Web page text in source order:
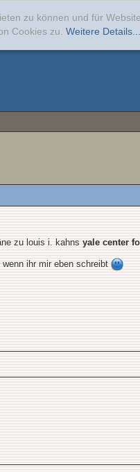
zu können und für
Cookies zu. Weitere Details...
zu louis i. kahns yale center
ihr mir eben schreibt